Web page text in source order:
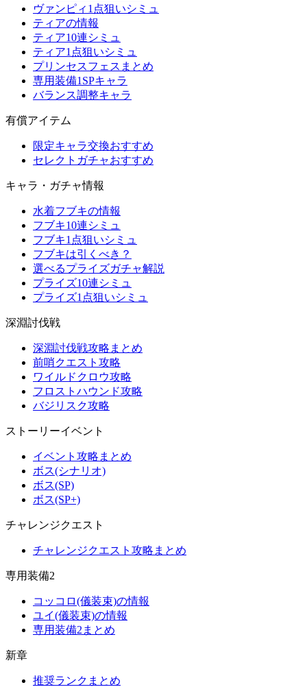
ヴァンピィ1点狙いシミュ
ティアの情報
ティア10連シミュ
ティア1点狙いシミュ
プリンセスフェスまとめ
専用装備1SPキャラ
バランス調整キャラ
有償アイテム
限定キャラ交換おすすめ
セレクトガチャおすすめ
キャラ・ガチャ情報
水着フブキの情報
フブキ10連シミュ
フブキ1点狙いシミュ
フブキは引くべき？
選べるプライズガチャ解説
プライズ10連シミュ
プライズ1点狙いシミュ
深淵討伐戦
深淵討伐戦攻略まとめ
前哨クエスト攻略
ワイルドクロウ攻略
フロストハウンド攻略
バジリスク攻略
ストーリーイベント
イベント攻略まとめ
ボス(シナリオ)
ボス(SP)
ボス(SP+)
チャレンジクエスト
チャレンジクエスト攻略まとめ
専用装備2
コッコロ(儀装束)の情報
ユイ(儀装束)の情報
専用装備2まとめ
新章
推奨ランクまとめ